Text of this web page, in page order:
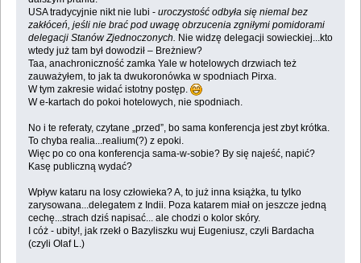
USA tradycyjnie nikt nie lubi - uroczystość odbyła się niemal bez
zakłóceń, jeśli nie brać pod uwagę obrzucenia zgniłymi pomidorami
delegacji Stanów Zjednoczonych. Nie widzę delegacji sowieckiej...kto
wtedy już tam był dowodził – Breżniew?
Taa, anachroniczność zamka Yale w hotelowych drzwiach też
zauważyłem, to jak ta dwukoronówka w spodniach Pirxa.
W tym zakresie widać istotny postęp.
W e-kartach do pokoi hotelowych, nie spodniach.
No i te referaty, czytane „przed”, bo sama konferencja jest zbyt krótka.
To chyba realia...realium(?) z epoki.
Więc po co ona konferencja sama-w-sobie? By się najeść, napić?
Kasę publiczną wydać?
Wpływ kataru na losy człowieka? A, to już inna książka, tu tylko
zarysowana...delegatem z Indii. Poza katarem miał on jeszcze jedną
cechę...strach dziś napisać... ale chodzi o kolor skóry.
I cóż - ubity!, jak rzekł o Bazyliszku wuj Eugeniusz, czyli Bardacha
(czyli Olaf L.)